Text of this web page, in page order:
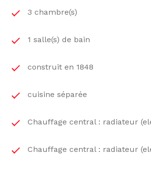
3 chambre(s)
1 salle(s) de bain
construit en 1848
cuisine séparée
Chauffage central : radiateur
Chauffage central : radiateur